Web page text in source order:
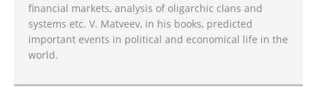
financial markets, analysis of oligarchic clans and
systems etc. V. Matveev, in his books, predicted
important events in political and economical life in the
world.